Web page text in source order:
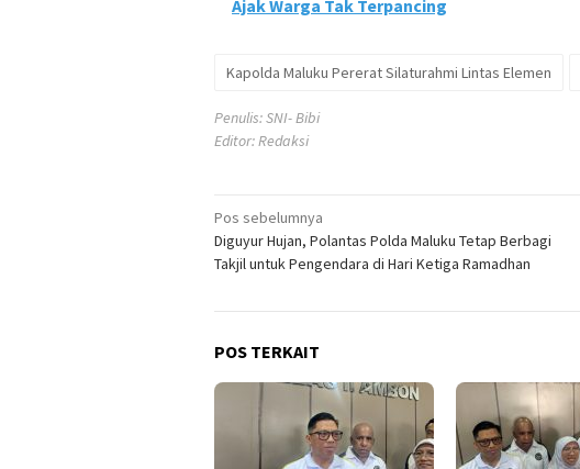
Ajak Warga Tak Terpancing
Kapolda Maluku Pererat Silaturahmi Lintas Elemen
Penulis: SNI- Bibi
Editor: Redaksi
Navigasi
pos
Pos sebelumnya
Diguyur Hujan, Polantas Polda Maluku Tetap Berbagi
Takjil untuk Pengendara di Hari Ketiga Ramadhan
POS TERKAIT